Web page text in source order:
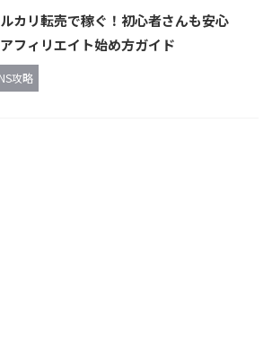
カリ転売で稼ぐ！初心者さんも安心
フィリエイト始め方ガイド
攻略